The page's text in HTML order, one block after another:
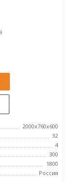
2000х760х600
32
4
300
1800
Россия